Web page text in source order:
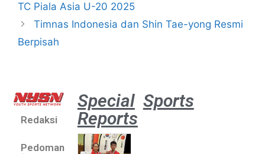
TC Piala Asia U-20 2025
Timnas Indonesia dan Shin Tae-yong Resmi
Berpisah
Redaksi
Pedoman
Special
Reports
Sports